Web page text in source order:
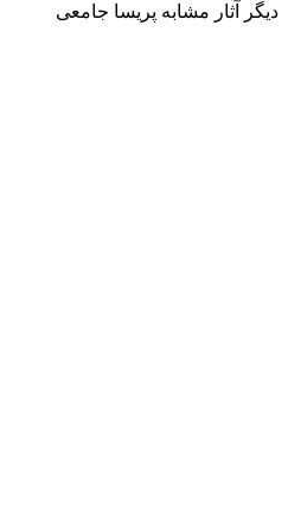
دیگر آثار مشابه پریسا جامعی